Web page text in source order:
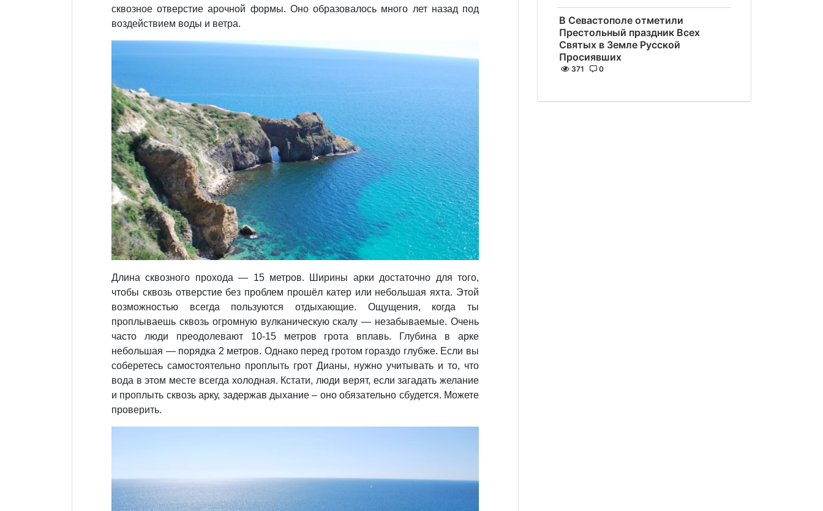
сквозное отверстие арочной формы. Оно образовалось много лет назад под
воздействием воды и ветра.
Длина сквозного прохода — 15 метров. Ширины арки достаточно для того,
чтобы сквозь отверстие без проблем прошёл катер или небольшая яхта. Этой
возможностью всегда пользуются отдыхающие. Ощущения, когда ты
проплываешь сквозь огромную вулканическую скалу — незабываемые. Очень
часто люди преодолевают 10-15 метров грота вплавь. Глубина в арке
небольшая — порядка 2 метров. Однако перед гротом гораздо глубже. Если вы
соберетесь самостоятельно проплыть грот Дианы, нужно учитывать и то, что
вода в этом месте всегда холодная. Кстати, люди верят, если загадать желание
и проплыть сквозь арку, задержав дыхание – оно обязательно сбудется. Можете
проверить.
В Севастополе отметили
Престольный праздник Всех
Святых в Земле Русской
Просиявших
371 0